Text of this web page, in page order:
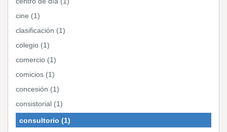
cine (1)
clasificación (1)
colegio (1)
comercio (1)
comicios (1)
concesión (1)
consistorial (1)
consultorio (1)